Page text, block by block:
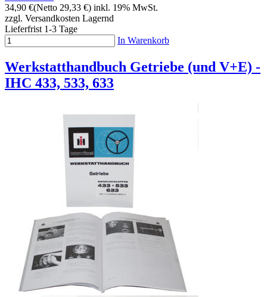
34,90 €(Netto 29,33 €) inkl. 19% MwSt.
zzgl. Versandkosten Lagernd
Lieferfrist 1-3 Tage
In Warenkorb
Werkstatthandbuch Getriebe (und V+E) -
IHC 433, 533, 633